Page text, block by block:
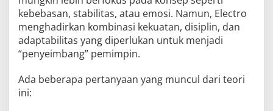
kebebasan, stabilitas, atau emosi. Namun, Electro
menghadirkan kombinasi kekuatan, disiplin, dan
adaptabilitas yang diperlukan untuk menjadi
“penyeimbang” pemimpin.
Ada beberapa pertanyaan yang muncul dari teori
ini: